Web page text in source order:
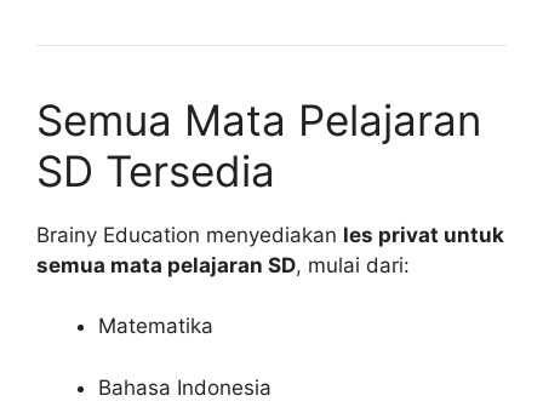
Semua Mata Pelajaran
SD Tersedia
Brainy Education menyediakan les privat untuk
semua mata pelajaran SD, mulai dari:
Matematika
Bahasa Indonesia